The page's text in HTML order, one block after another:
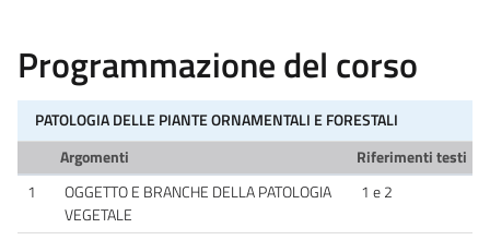
Programmazione del corso
PATOLOGIA DELLE PIANTE ORNAMENTALI E FORESTALI
Argomenti
Riferimenti testi
1
OGGETTO E BRANCHE DELLA PATOLOGIA
VEGETALE
1 e 2